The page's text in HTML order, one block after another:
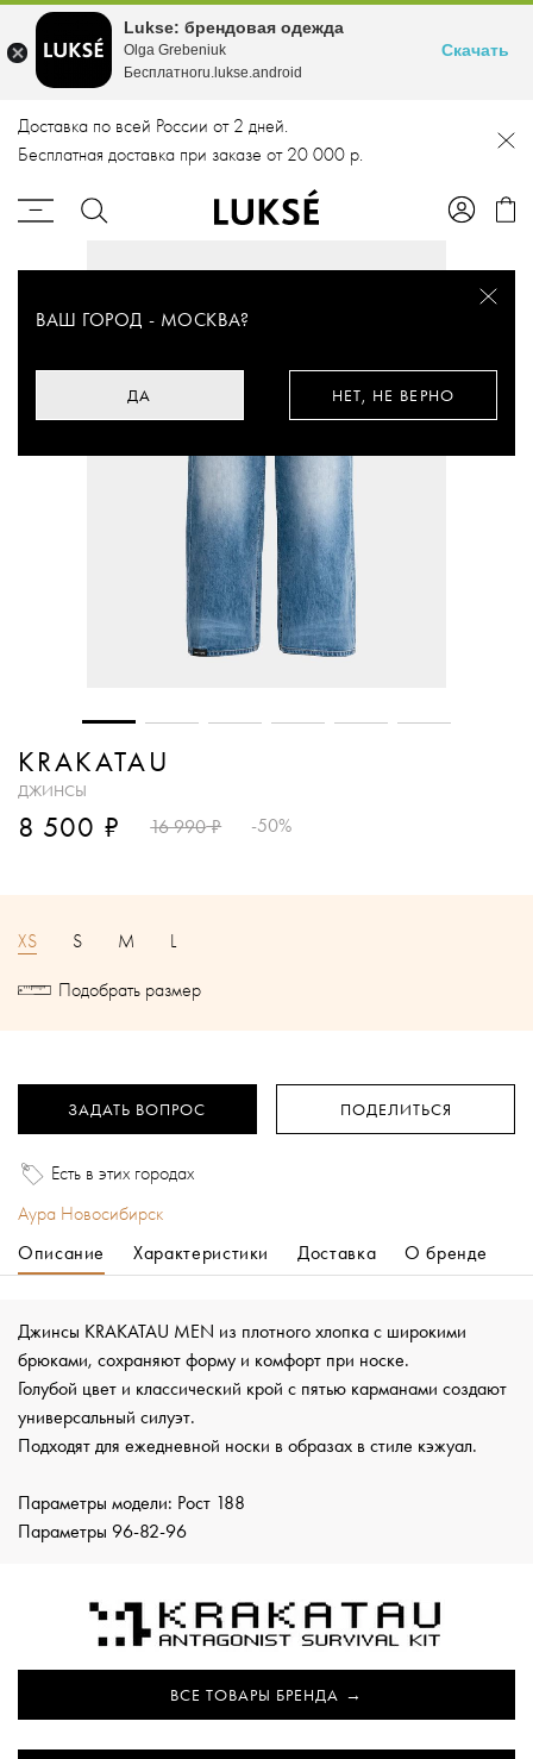
Доставка по всей России от 2 дней.
Бесплатная доставка при заказе от 20 000 р.
ВАШ ГОРОД - МОСКВА?
ДА НЕТ, НЕ ВЕРНО
KRAKATAU
ДЖИНСЫ
8 500 ₽ 16 990₽ -50%
XS S M
L
Подобрать размер
ЗАДАТЬ ВОПРОС ПОДЕЛИТЬСЯ
Есть в этих городах
Аура Новосибирск
Описание
Характеристики Доставка О бренде
Джинсы KRAKATAU MEN из плотного хлопка с широкими
брюками, сохраняют форму и комфорт при носке.
Голубой цвет и классический крой с пятью карманами создают
универсальный силуэт.
Подходят для ежедневной носки в образах в стиле кэжуал.
Параметры модели: Рост 188
Параметры 96-82-96
ВСЕ ТОВАРЫ БРЕНДА
Lukse: брендовая одежда
Olga Grebeniuk
Бесплатноru.lukse.android
Скачать